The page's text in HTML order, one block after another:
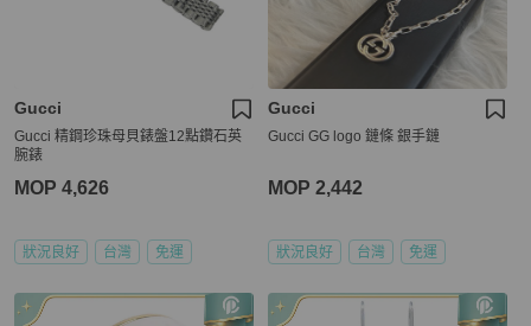
Gucci
Gucci 精鋼珍珠母貝錶盤12點鑽石英
腕錶
MOP 4,626
狀況良好 台灣 免運
Gucci
Gucci GG logo 鏈條 銀手鏈
MOP 2,442
狀況良好 台灣 免運